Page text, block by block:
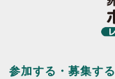
参加する・募集する